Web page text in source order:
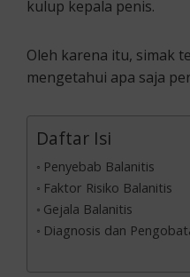
kulup kepala penis.
Oleh karena itu, simak
mengetahui apa saja
Daftar Isi
Penyebab Balanitis
Faktor Risiko Balanitis
Gejala Balanitis
Diagnosis dan